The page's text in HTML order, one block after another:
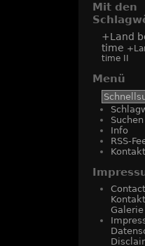
Mit den
+Land
time
time II
Menü
Suchen
Info
RSS-
Kontakt
Galerie